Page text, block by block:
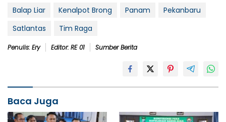
Balap Liar Kenalpot Brong Panam
Pekanbaru
Satlantas
Tim Raga
Penulis: Ery Editor: RE 01 Sumber Berita
Baca Juga